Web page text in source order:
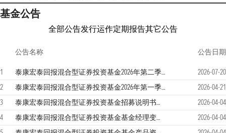
基金公告
全部公告发行运作定期报告其它公告
公告名称 公告日期
1 泰康宏泰回报混合型证券投资基金2026年第二季度报告
2026-07-20
2
泰康宏泰回报混合型证券投资基金2026年第一季度报告
2026-04-21
3
泰康宏泰回报混合型证券投资基金招募说明书更新
2026-04-04
4
泰康宏泰回报混合型证券投资基金基金经理变更公告
2026-04-04